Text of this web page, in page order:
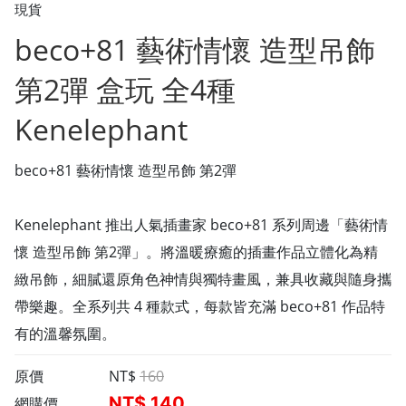
現貨
beco+81 藝術情懷 造型吊飾
第2彈 盒玩 全4種
Kenelephant
beco+81 藝術情懷 造型吊飾 第2彈
Kenelephant 推出人氣插畫家 beco+81 系列周邊「藝術情
懷 造型吊飾 第2彈」。將溫暖療癒的插畫作品立體化為精
緻吊飾，細膩還原角色神情與獨特畫風，兼具收藏與隨身攜
帶樂趣。全系列共 4 種款式，每款皆充滿 beco+81 作品特
有的溫馨氛圍。
原價 NT$ 160